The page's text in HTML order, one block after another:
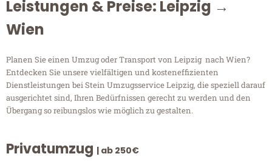
Leistungen & Preise: Leipzig →
Wien
Planen Sie einen Umzug oder Transport von Leipzig nach Wien?
Entdecken Sie unsere vielfältigen und kosteneffizienten
Dienstleistungen bei Stein Umzugsservice Leipzig, die speziell darauf
ausgerichtet sind, Ihren Bedürfnissen gerecht zu werden und den
Übergang so reibungslos wie möglich zu gestalten.
Privatumzug | ab 250€